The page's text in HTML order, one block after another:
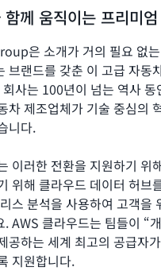
함께 움직이는 프리미
은 소개가 거의 필요 없
브랜드를 갖춘 이 고급 자동
사는 100년이 넘는 역사
차 제조업체가 기술 중심의
니다.
이러한 전환을 지원하기 위
위해 클라우드 데이터 허브
스 분석을 사용하여 고객을
. AWS 클라우드는 팀들이 “
공하는 세계 최고의 공급자
지원합니다.